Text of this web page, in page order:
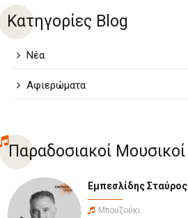
Κατηγορίες Blog
Νέα
Αφιερώματα
Παραδοσιακοί Μουσικοί
Εμπεσλίδης Σταύρος
Μπουζούκι